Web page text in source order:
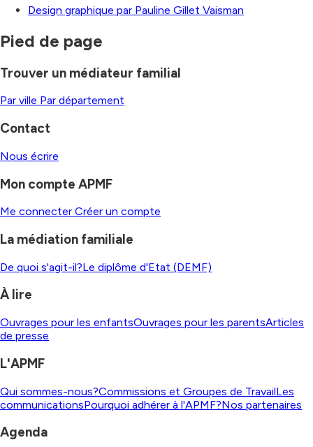
Design graphique par Pauline Gillet Vaisman
Pied de page
Trouver un médiateur familial
Par ville Par département
Contact
Nous écrire
Mon compte APMF
Me connecter Créer un compte
La médiation familiale
De quoi s'agit-il?Le diplôme d'Etat (DEMF)
À lire
Ouvrages pour les enfantsOuvrages pour les parentsArticles
de presse
L'APMF
Qui sommes-nous?Commissions et Groupes de TravailLes
communicationsPourquoi adhérer à l'APMF?Nos partenaires
Agenda